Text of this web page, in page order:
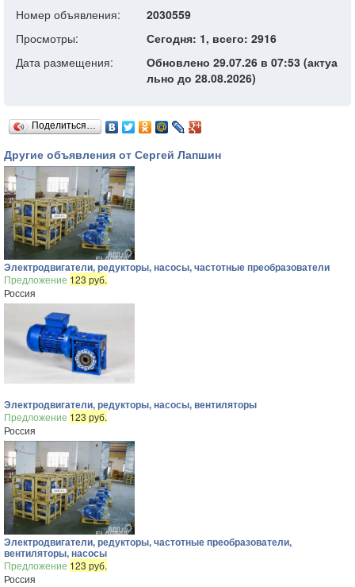
Номер объявления:
2030559
Просмотры:
Сегодня: 1, всего: 2916
Дата размещения:
Обновлено 29.07.26 в 07:53 (актуа
льно до 28.08.2026)
Поделиться…
Другие объявления от Сергей Лапшин
Электродвигатели, редукторы, насосы, частотные преобразователи
Предложение 123 руб.
Россия
Электродвигатели, редукторы, насосы, вентиляторы
Предложение 123 руб.
Россия
Электродвигатели, редукторы, частотные преобразователи,
вентиляторы, насосы
Предложение 123 руб.
Россия